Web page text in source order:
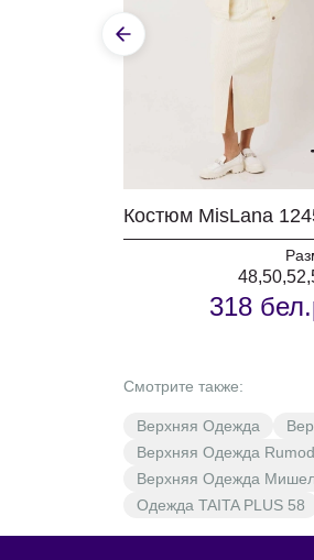
318
Смотрите также:
Верхняя Одежда
Верхняя Одежда
Верхняя Одежда
Одежда TAITA PLUS 58